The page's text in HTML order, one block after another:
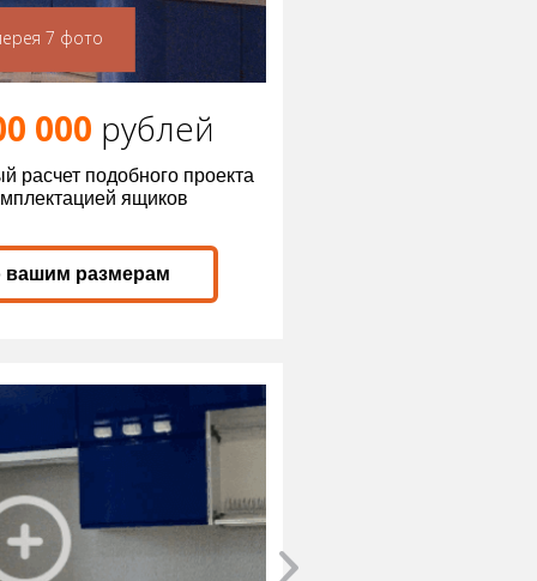
7 фото
вашим размерам
расчет подобного проекта
ящиков
000 рублей